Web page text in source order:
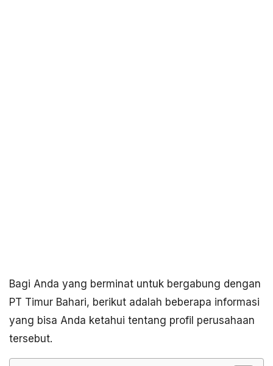
Bagi Anda yang berminat untuk bergabung dengan
PT Timur Bahari, berikut adalah beberapa informasi
yang bisa Anda ketahui tentang profil perusahaan
tersebut.